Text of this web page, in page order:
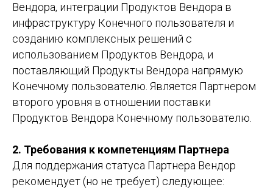
Вендора, интеграции Продуктов Вендора в
инфраструктуру Конечного пользователя и
созданию комплексных решений с
использованием Продуктов Вендора, и
поставляющий Продукты Вендора напрямую
Конечному пользователю. Является Партнером
второго уровня в отношении поставки
Продуктов Вендора Конечному пользователю.
2. Требования к компетенциям Партнера
Для поддержания статуса Партнера Вендор
рекомендует (но не требует) следующее: